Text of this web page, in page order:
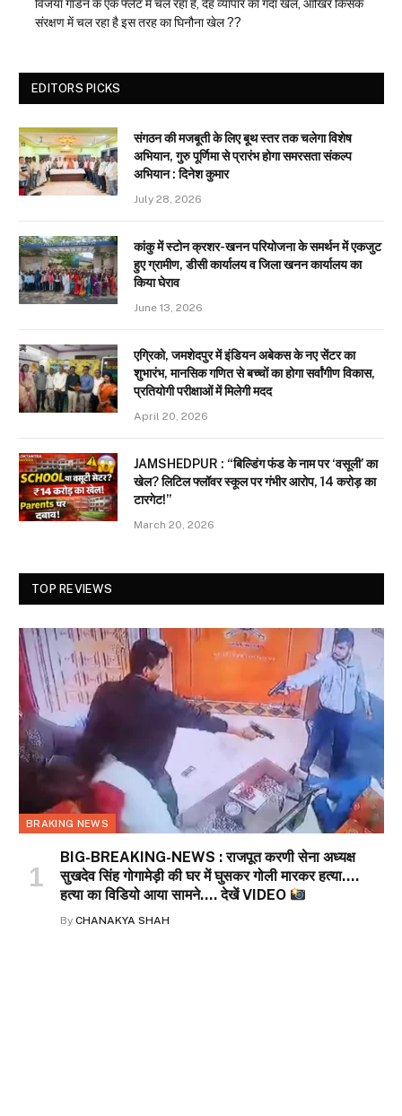
विजया गार्डन के एक फ्लैट में चल रहा है, देह व्यापार का गंदा खेल, आखिर किसके
संरक्षण में चल रहा है इस तरह का घिनौना खेल ??
EDITORS PICKS
संगठन की मजबूती के लिए बूथ स्तर तक चलेगा विशेष
अभियान, गुरु पूर्णिमा से प्रारंभ होगा समरसता संकल्प
अभियान : दिनेश कुमार
July 28, 2026
कांकु में स्टोन क्रशर-खनन परियोजना के समर्थन में एकजुट
हुए ग्रामीण, डीसी कार्यालय व जिला खनन कार्यालय का
किया घेराव
June 13, 2026
एग्रिको, जमशेदपुर में इंडियन अबेकस के नए सेंटर का
शुभारंभ, मानसिक गणित से बच्चों का होगा सर्वांगीण विकास,
प्रतियोगी परीक्षाओं में मिलेगी मदद
April 20, 2026
JAMSHEDPUR : “बिल्डिंग फंड के नाम पर ‘वसूली’ का
खेल? लिटिल फ्लॉवर स्कूल पर गंभीर आरोप, 14 करोड़ का
टारगेट!”
March 20, 2026
TOP REVIEWS
BRAKING NEWS
BIG-BREAKING-NEWS : राजपूत करणी सेना अध्यक्ष
सुखदेव सिंह गोगामेड़ी की घर में घुसकर गोली मारकर हत्या….
हत्या का विडियो आया सामने…. देखें VIDEO
By CHANAKYA SHAH